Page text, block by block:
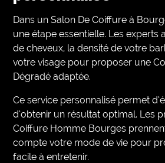
Dans un Salon De Coiffure à
une étape essentielle. Les experts
de cheveux, la densité de votre
votre visage pour proposer une
Dégradé adaptée.
Ce service personnalisé permet
d’obtenir un résultat optimal. Les
Coiffure Homme Bourges
compte votre mode de vie pour
facile à entretenir.